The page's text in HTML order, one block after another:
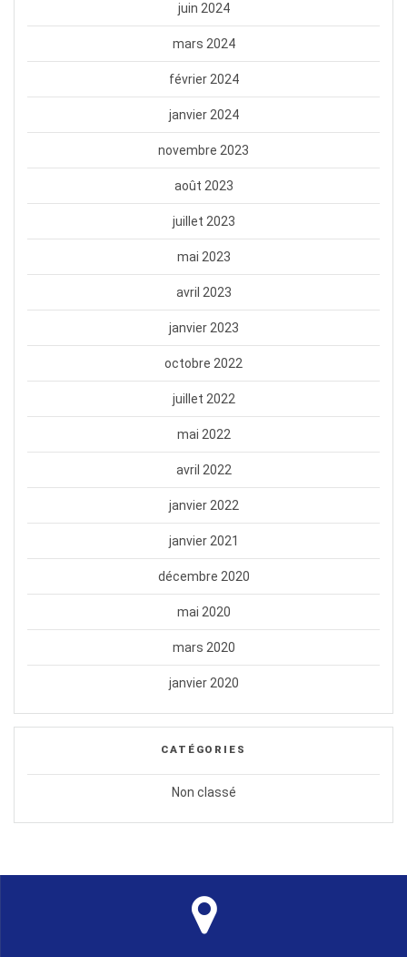
juin 2024
mars 2024
février 2024
janvier 2024
novembre 2023
août 2023
juillet 2023
mai 2023
avril 2023
janvier 2023
octobre 2022
juillet 2022
mai 2022
avril 2022
janvier 2022
janvier 2021
décembre 2020
mai 2020
mars 2020
janvier 2020
CATÉGORIES
Non classé